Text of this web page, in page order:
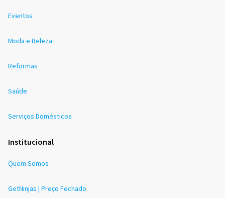
Eventos
Moda e Beleza
Reformas
Saúde
Serviços Domésticos
Institucional
Quem Somos
GetNinjas | Preço Fechado